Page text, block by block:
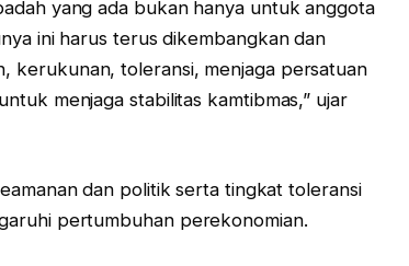
yang ada bukan hanya untuk anggota
ini harus terus dikembangkan dan
kerukunan, toleransi, menjaga persatuan
menjaga stabilitas kamtibmas,” ujar
dan politik serta tingkat toleransi
pertumbuhan perekonomian.